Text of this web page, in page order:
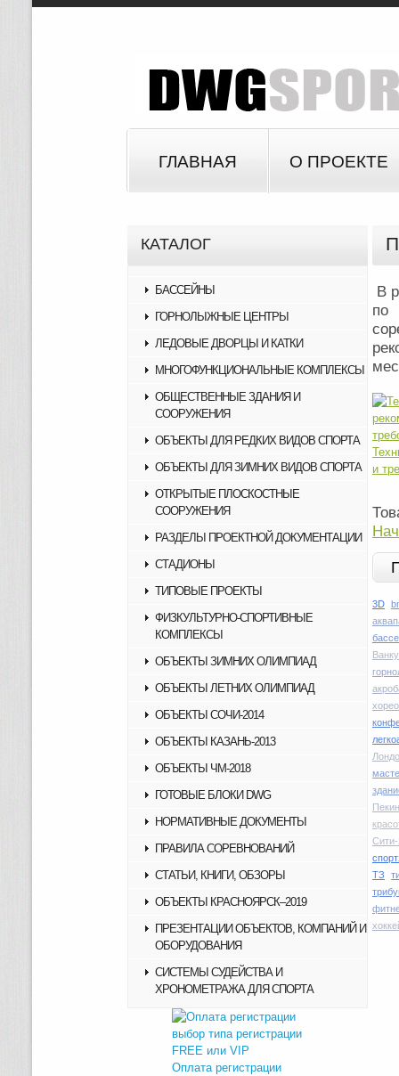
ГЛАВНАЯ О ПРОЕКТЕ
КАТАЛОГ
БАССЕЙНЫ
ГОРНОЛЫЖНЫЕ ЦЕНТРЫ
ЛЕДОВЫЕ ДВОРЦЫ И КАТКИ
МНОГОФУНКЦИОНАЛЬНЫЕ КОМПЛЕКСЫ
ОБЩЕСТВЕННЫЕ ЗДАНИЯ И
СООРУЖЕНИЯ
ОБЪЕКТЫ ДЛЯ РЕДКИХ ВИДОВ СПОРТА
ОБЪЕКТЫ ДЛЯ ЗИМНИХ ВИДОВ СПОРТА
ОТКРЫТЫЕ ПЛОСКОСТНЫЕ
СООРУЖЕНИЯ
РАЗДЕЛЫ ПРОЕКТНОЙ ДОКУМЕНТАЦИИ
СТАДИОНЫ
ТИПОВЫЕ ПРОЕКТЫ
ФИЗКУЛЬТУРНО-СПОРТИВНЫЕ
КОМПЛЕКСЫ
ОБЪЕКТЫ ЗИМНИХ ОЛИМПИАД
ОБЪЕКТЫ ЛЕТНИХ ОЛИМПИАД
ОБЪЕКТЫ СОЧИ-2014
ОБЪЕКТЫ КАЗАНЬ-2013
ОБЪЕКТЫ ЧМ-2018
ГОТОВЫЕ БЛОКИ DWG
НОРМАТИВНЫЕ ДОКУМЕНТЫ
ПРАВИЛА СОРЕВНОВАНИЙ
СТАТЬИ, КНИГИ, ОБЗОРЫ
ОБЪЕКТЫ КРАСНОЯРСК–2019
ПРЕЗЕНТАЦИИ ОБЪЕКТОВ, КОМПАНИЙ И
ОБОРУДОВАНИЯ
СИСТЕМЫ СУДЕЙСТВА И
ХРОНОМЕТРАЖА ДЛЯ СПОРТА
Оплата регистрации
В
по
и
3D
ТЗ